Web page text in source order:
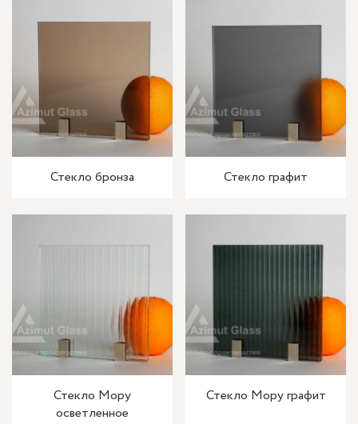
Стекло бронза Стекло графит
Стекло Мору
осветленное
Стекло Мору графит